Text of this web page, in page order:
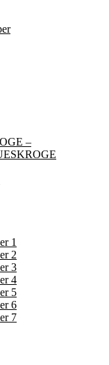
–
1
2
3
4
5
6
7